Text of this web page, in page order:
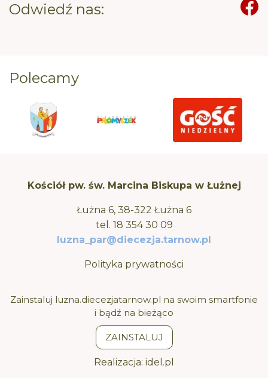
Odwiedź nas:
Polecamy
Kościół pw. św. Marcina Biskupa w Łużnej
Łużna 6, 38-322 Łużna 6
tel. 18 354 30 09
luzna_par@diecezja.tarnow.pl
Polityka prywatności
Zainstaluj luzna.diecezjatarnow.pl na swoim smartfonie
i bądź na bieżąco
ZAINSTALUJ
Realizacja: idel.pl